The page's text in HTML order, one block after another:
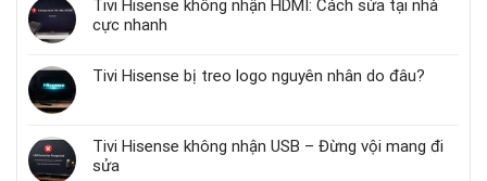
Tivi Hisense không nhận HDMI: Cách sửa tại nhà
cực nhanh
Tivi Hisense bị treo logo nguyên nhân do đâu?
Tivi Hisense không nhận USB – Đừng vội mang đi
sửa